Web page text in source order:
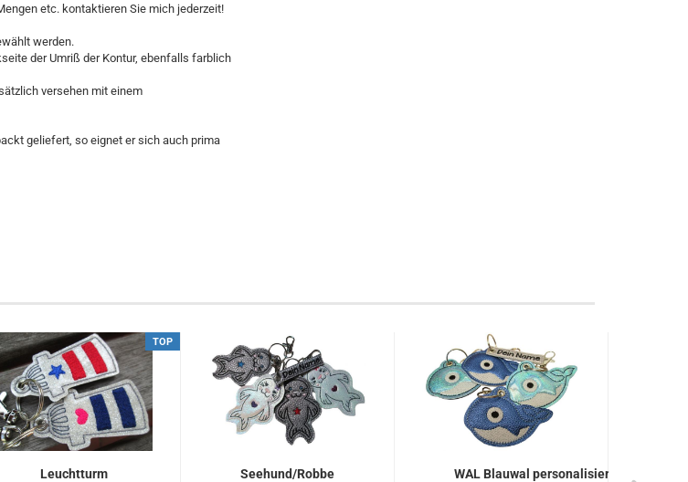
etc. kontaktieren Sie mich jederzeit!
werden.
der Umriß der Kontur, ebenfalls farblich
versehen mit einem
geliefert, so eignet er sich auch prima
TOP
Leuchtturm
Seehund/Robbe
WAL Blauwal personalisierbar mit